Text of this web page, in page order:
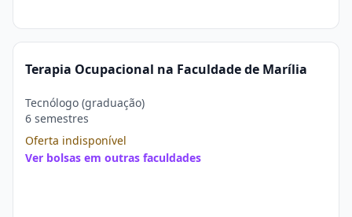
Terapia Ocupacional na Faculdade de Marília
Tecnólogo (graduação)
6 semestres
Oferta indisponível
Ver bolsas em outras faculdades